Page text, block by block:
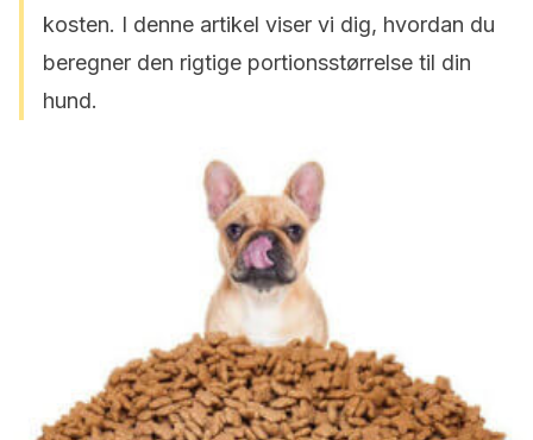
kosten. I denne artikel viser vi dig, hvordan du
beregner den rigtige portionsstørrelse til din
hund.